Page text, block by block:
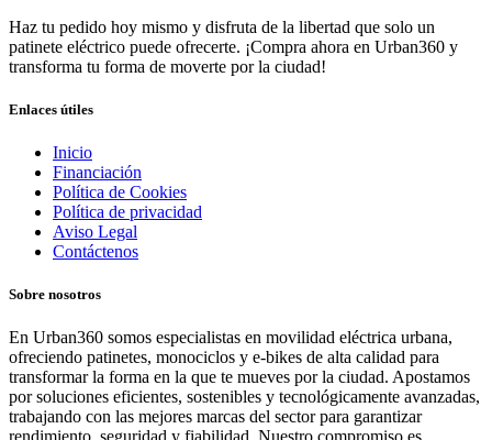
Haz tu pedido hoy mismo y disfruta de la libertad que solo un
patinete eléctrico puede ofrecerte. ¡Compra ahora en Urban360 y
transforma tu forma de moverte por la ciudad!
Enlaces útiles
Inicio
Financiación
Política de Cookies
Política de privacidad
Aviso Legal
Contáctenos
Sobre nosotros
En Urban360 somos especialistas en movilidad eléctrica urbana,
ofreciendo patinetes, monociclos y e-bikes de alta calidad para
transformar la forma en la que te mueves por la ciudad. Apostamos
por soluciones eficientes, sostenibles y tecnológicamente avanzadas,
trabajando con las mejores marcas del sector para garantizar